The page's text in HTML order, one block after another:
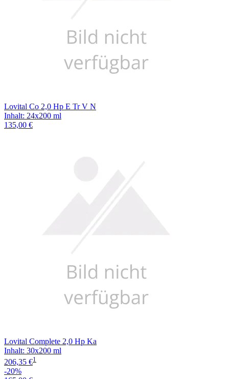
Lovital Co 2,0 Hp E Tr V N
Inhalt: 24x200 ml
135,00 €
Lovital Complete 2,0 Hp Ka
Inhalt: 30x200 ml
206,35 €1
-20%